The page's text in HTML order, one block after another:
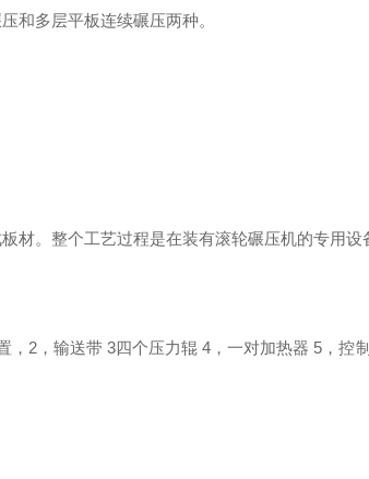
和多层平板连续碾压两种。
材。整个工艺过程是在装有滚轮碾压机的专用设
2，输送带 3四个压力辊 4，一对加热器 5，控